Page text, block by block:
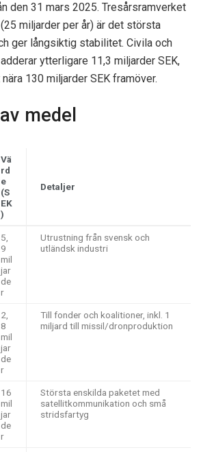
den 31 mars 2025. Tresårsramverket
miljarder per år) är det största
ger långsiktig stabilitet. Civila och
ytterligare 11,3 miljarder SEK,
130 miljarder SEK framöver.
medel
Vä
rd
e
(S
EK
)
Detaljer
5,
9
mil
jar
de
r
Utrustning från svensk och
utländsk industri
2,
8
mil
jar
de
r
Till fonder och koalitioner, inkl. 1
miljard till missil/dronproduktion
16
mil
jar
de
r
Största enskilda paketet med
satellitkommunikation och små
stridsfartyg